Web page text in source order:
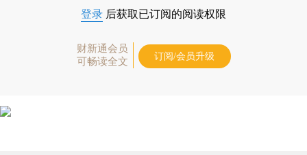
登录 后获取已订阅的阅读权限
财新通会员
可畅读全文
订阅/会员升级